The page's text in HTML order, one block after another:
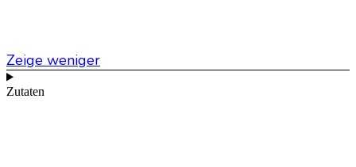
Zeige weniger
Zutaten